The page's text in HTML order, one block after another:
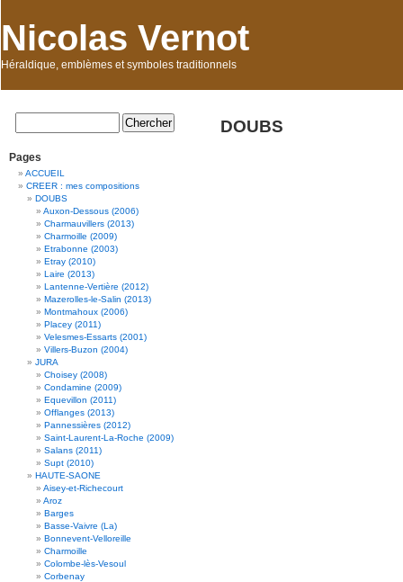
Nicolas Vernot
Héraldique, emblèmes et symboles traditionnels
Pages
ACCUEIL
CREER : mes compositions
DOUBS
Auxon-Dessous (2006)
Charmauvillers (2013)
Charmoille (2009)
Etrabonne (2003)
Etray (2010)
Laire (2013)
Lantenne-Vertière (2012)
Mazerolles-le-Salin (2013)
Montmahoux (2006)
Placey (2011)
Velesmes-Essarts (2001)
Villers-Buzon (2004)
JURA
Choisey (2008)
Condamine (2009)
Equevillon (2011)
Offlanges (2013)
Pannessières (2012)
Saint-Laurent-La-Roche (2009)
Salans (2011)
Supt (2010)
HAUTE-SAONE
Aisey-et-Richecourt
Aroz
Barges
Basse-Vaivre (La)
Bonnevent-Velloreille
Charmoille
Colombe-lès-Vesoul
Corbenay
DOUBS